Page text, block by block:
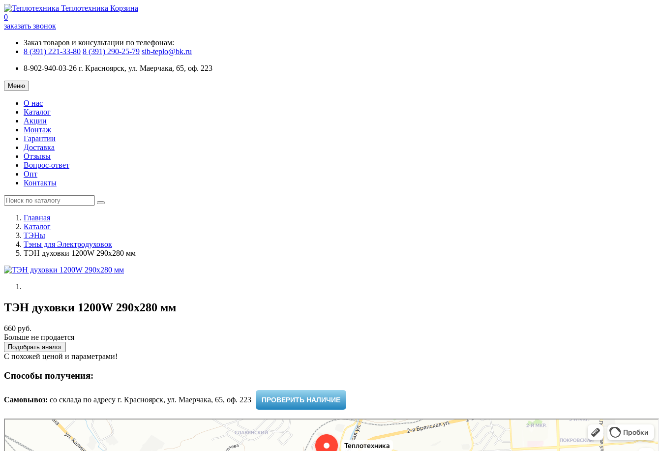
Теплотехника Корзина
0
заказать звонок
Заказ товаров и консультации по телефонам:
8 (391) 221-33-80 8 (391) 290-25-79 sib-teplo@bk.ru
8-902-940-03-26 г. Красноярск, ул. Маерчака, 65, оф. 223
Меню
О нас
Каталог
Акции
Монтаж
Гарантии
Доставка
Отзывы
Вопрос-ответ
Опт
Контакты
Главная
Каталог
ТЭНы
Тэны для Электродуховок
ТЭН духовки 1200W 290х280 мм
ТЭН духовки 1200W 290х280 мм
660 руб.
Больше не продается
Подобрать аналог
С похожей ценой и параметрами!
Способы получения:
Самовывоз: cо склада по адресу г. Красноярск, ул. Маерчака, 65, оф. 223 ​ ПРОВЕРИТЬ НАЛИЧИЕ